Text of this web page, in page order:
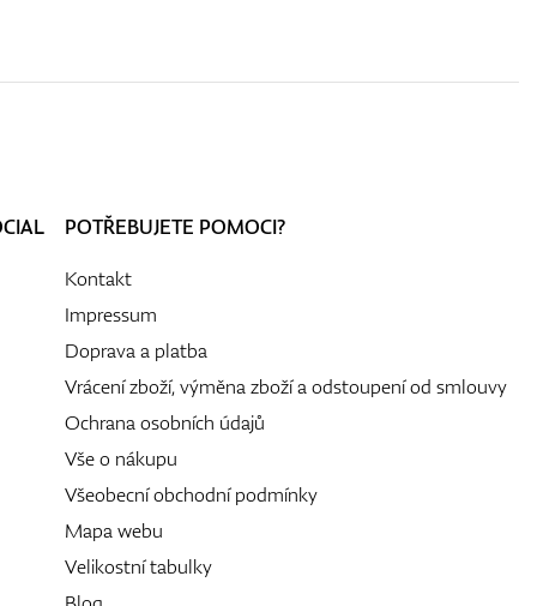
POTŘEBUJETE POMOCI?
Kontakt
Impressum
Doprava a platba
Vrácení zboží, výměna zboží a odstoupení od smlouvy
Ochrana osobních údajů
Vše o nákupu
Všeobecní obchodní podmínky
Mapa webu
Velikostní tabulky